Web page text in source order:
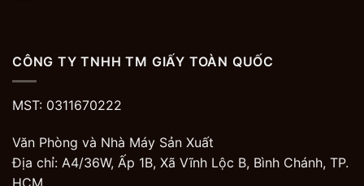
CÔNG TY TNHH TM GIẤY TOÀN QUỐC
MST: 0311670222
Văn Phòng và Nhà Máy Sản Xuất
Địa chỉ: A4/36W, Ấp 1B, Xã Vĩnh Lộc B, Bình Chánh, TP.